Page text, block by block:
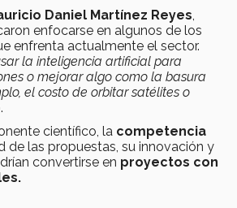
Daniel Martínez Reyes
enfocarse en algunos de los
enfrenta actualmente el sector.
la inteligencia artificial para
o mejorar algo como la basura
el costo de orbitar satélites o
científico, la competencia
de las propuestas, su innovación y
convertirse en proyectos con